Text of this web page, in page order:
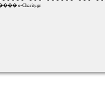
e-Charity.gr